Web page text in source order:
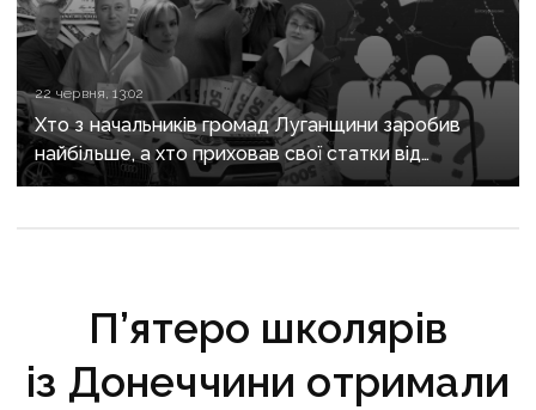
22 червня, 13:02
Хто з начальників громад Луганщини заробив
найбільше, а хто приховав свої статки від
громадськості
П’ятеро школярів
із Донеччини отримали